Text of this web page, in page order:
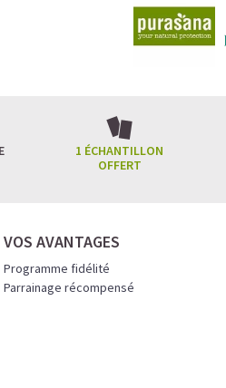
1 ÉCHANTILLON
OFFERT
VOS AVANTAGES
Programme fidélité
Parrainage récompensé